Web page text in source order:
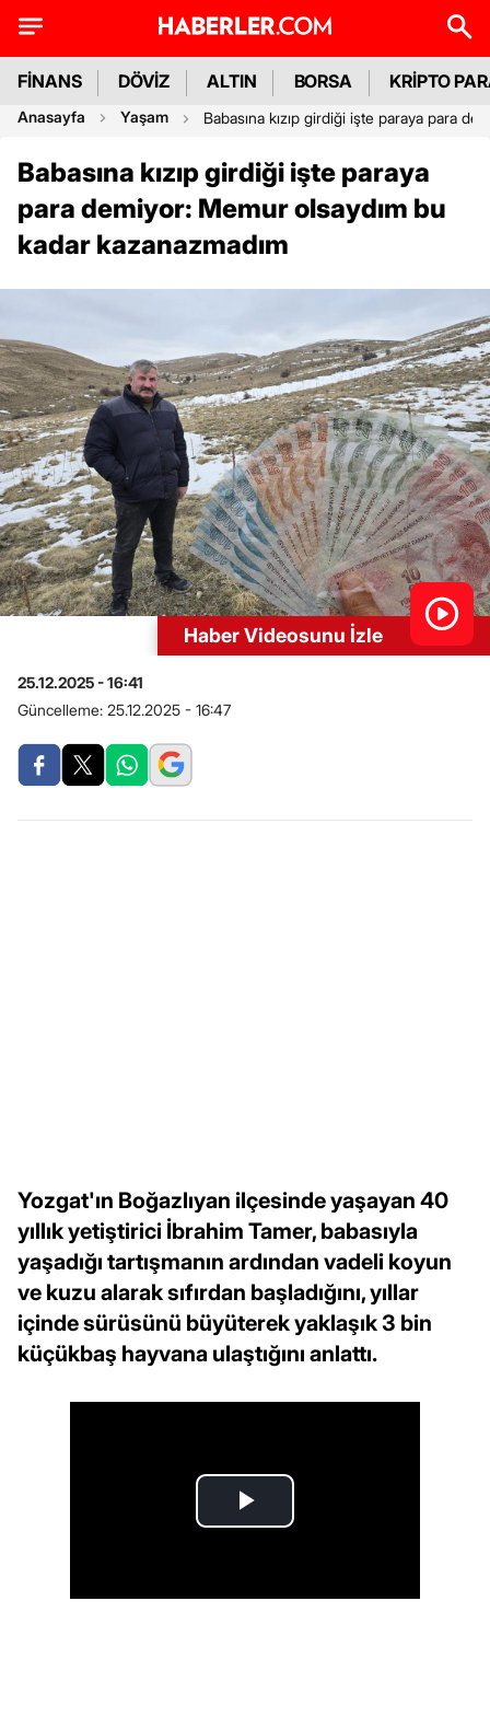
FİNANS DÖVİZ ALTIN BORSA KRİPTO
Anasayfa Yaşam Babasına kızıp girdiği işte paraya para
Babasına kızıp girdiği işte paraya
para demiyor: Memur olsaydım bu
kadar kazanazmadım
Haber Videosunu İzle
25.12.2025 - 16:41
Güncelleme: 25.12.2025 - 16:47
Yozgat'ın Boğazlıyan ilçesinde yaşayan 40
yıllık yetiştirici İbrahim Tamer, babasıyla
yaşadığı tartışmanın ardından vadeli koyun
ve kuzu alarak sıfırdan başladığını, yıllar
içinde sürüsünü büyüterek yaklaşık 3 bin
küçükbaş hayvana ulaştığını anlattı.